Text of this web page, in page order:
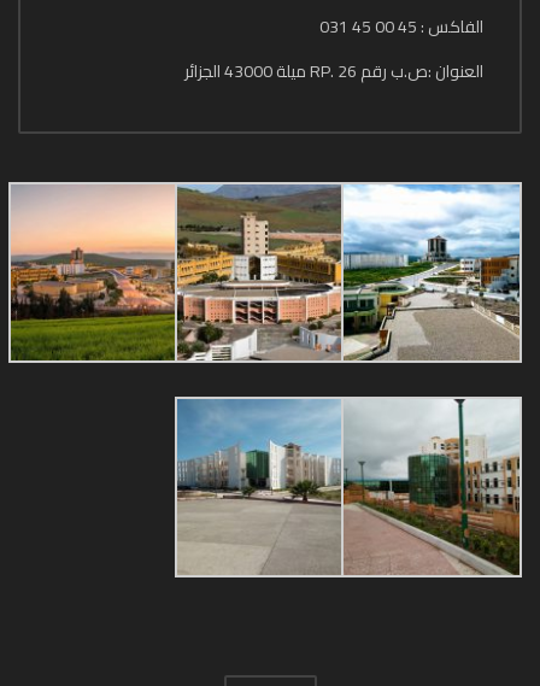
الفاكس : 45 00 45 031
العنوان :ص.ب رقم 26 .RP ميلة 43000 الجزائر